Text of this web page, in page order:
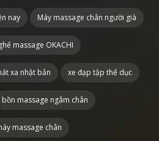
nay Máy massage chân người già
ghế massage OKACHI
xa nhật bản xe đạp tập thể dục
bồn massage ngâm chân
massage chân